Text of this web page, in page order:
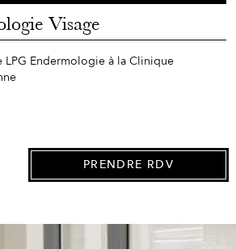
Visage
LPG Endermologie à la Clinique
PRENDRE RDV